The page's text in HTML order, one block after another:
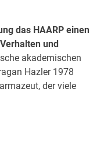
das HAARP einen
und
akademischen
Hazler 1978
der viele